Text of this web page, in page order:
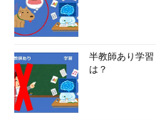
半教師あり学習
は？